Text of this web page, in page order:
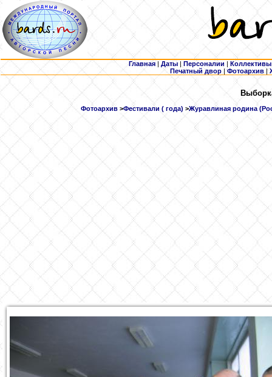
Главная | Даты | Персоналии | Коллективы
Печатный двор |Фотоархив |
Фотоархив>Фестивали ( года) >Журавлиная родина